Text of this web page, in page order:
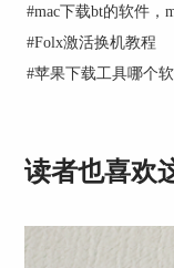
在标签设置中，
#mac下载bt的软件，
#Folx激活换机教程
#苹果下载工具哪个
读者也喜欢